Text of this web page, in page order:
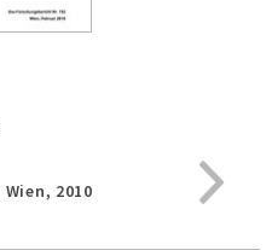
Wien, 2010